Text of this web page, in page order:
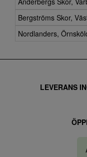
Bergströms Skor,
Nordlanders,
LEVERANS